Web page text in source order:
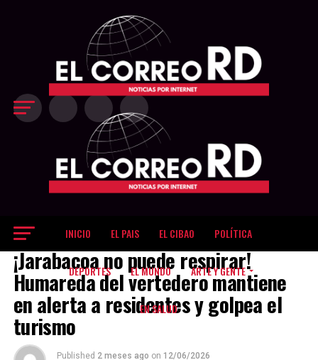
INICIO EL PAIS EL CIBAO POLÍTICA
DEPORTES EL MUNDO ARTE Y GENTE
EN SALUD
EL CIBAO
¡Jarabacoa no puede respirar!
Humareda del vertedero mantiene
en alerta a residentes y golpea el
turismo
Published 2 meses ago on 12/06/2026
Exit mobile version